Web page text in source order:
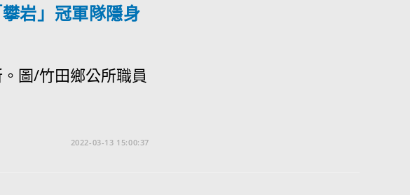
岩」冠軍隊隱身
圖/竹田鄉公所職員
2022-03-13 15:00:37